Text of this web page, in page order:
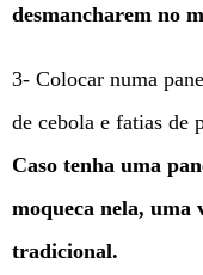
desmancharem no
3- Colocar numa
de cebola e fatias de
Caso tenha uma
moqueca nela, uma
tradicional.